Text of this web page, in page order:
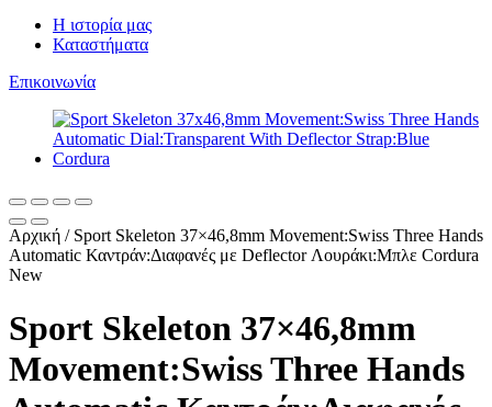
Η ιστορία μας
Καταστήματα
Επικοινωνία
Αρχική / Sport Skeleton 37×46,8mm Movement:Swiss Three Hands
Automatic Καντράν:Διαφανές με Deflector Λουράκι:Μπλε Cordura
New
Sport Skeleton 37×46,8mm
Movement:Swiss Three Hands